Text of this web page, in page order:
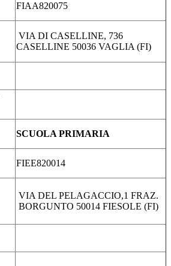
FIAA820075
VIA DI CASELLINE, 736
CASELLINE 50036 VAGLIA (FI)
SCUOLA PRIMARIA
FIEE820014
VIA DEL PELAGACCIO,1 FRAZ.
BORGUNTO 50014 FIESOLE (FI)